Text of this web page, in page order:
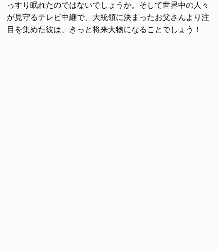
っすり眠れたのではないでしょうか。そして世界中の人々
が見守るテレビ中継で、大統領に決まったお父さんより注
目を集めた彼は、きっと将来大物になることでしょう！